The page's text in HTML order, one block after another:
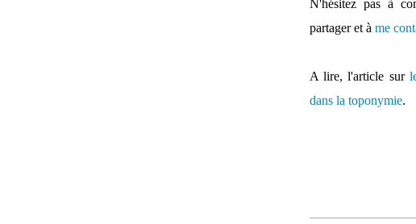
N'hésitez pas à
partager et à me
A lire, l'article sur
dans la toponymie.